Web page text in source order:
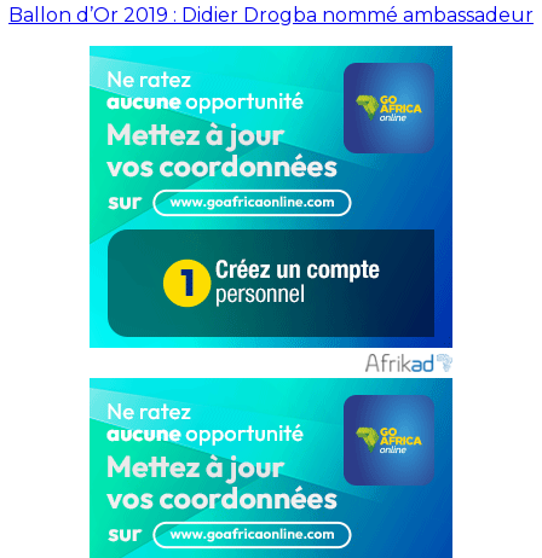
Ballon d’Or 2019 : Didier Drogba nommé ambassadeur